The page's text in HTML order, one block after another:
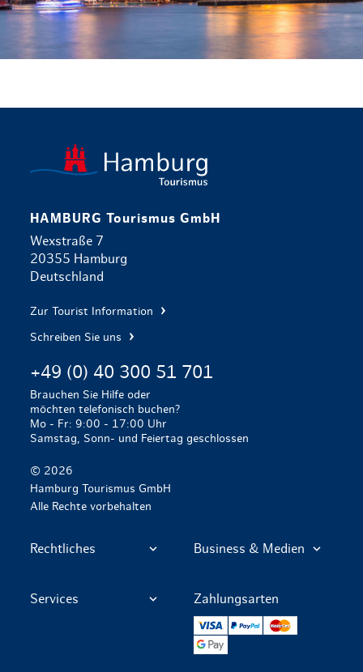
HAMBURG Tourismus GmbH
Wexstraße 7
20355 Hamburg
Deutschland
Zur Tourist Information
Schreiben Sie uns
+49 (0) 40 300 51 701
Brauchen Sie Hilfe oder
möchten telefonisch buchen?
Mo - Fr: 9:00 - 17:00 Uhr
Samstag, Sonn- und Feiertag geschlossen
© 2026
Hamburg Tourismus GmbH
Alle Rechte vorbehalten
Rechtliches Business & Medien
Services Zahlungsarten
PayPal